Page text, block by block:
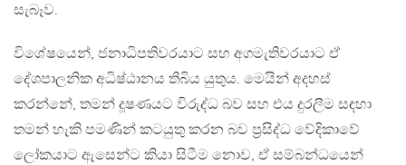
සැබෑව.
විශේෂයෙන්, ජනාධිපතිවරයාට සහ අගමැතිවරයාට ඒ
දේශපාලනික අධිෂ්ඨානය තිබිය යුතුය. මෙයින් අදහස්
කරන්නේ, තමන් දූෂණයට විරුද්ධ බව සහ එය දුරලීම සඳහා
තමන් හැකි පමණින් කටයුතු කරන බව ප‍්‍රසිද්ධ වේදිකාවේ
ලෝකයාට ඇසෙන්ට කියා සිටීම නොව, ඒ සම්බන්ධයෙන්